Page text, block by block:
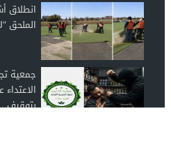
انطلاق
الملحق
جمعية